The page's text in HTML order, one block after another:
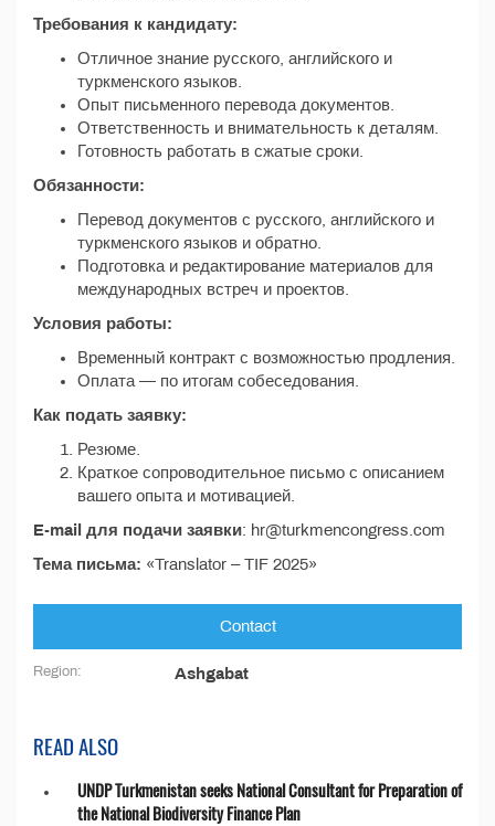
Требования к кандидату:
Отличное знание русского, английского и
туркменского языков.
Опыт письменного перевода документов.
Ответственность и внимательность к деталям.
Готовность работать в сжатые сроки.
Обязанности:
Перевод документов с русского, английского и
туркменского языков и обратно.
Подготовка и редактирование материалов для
международных встреч и проектов.
Условия работы:
Временный контракт с возможностью продления.
Оплата — по итогам собеседования.
Как подать заявку:
Резюме.
Краткое сопроводительное письмо с описанием
вашего опыта и мотивацией.
E-mail для подачи заявки: hr@turkmencongress.com
Тема письма: «Translator – TIF 2025»
Contact
Region: Ashgabat
READ ALSO
UNDP Turkmenistan seeks National Consultant for Preparation of
the National Biodiversity Finance Plan